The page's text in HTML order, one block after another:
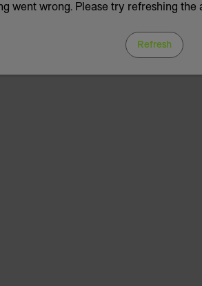
went wrong. Please try refreshing the
Refresh